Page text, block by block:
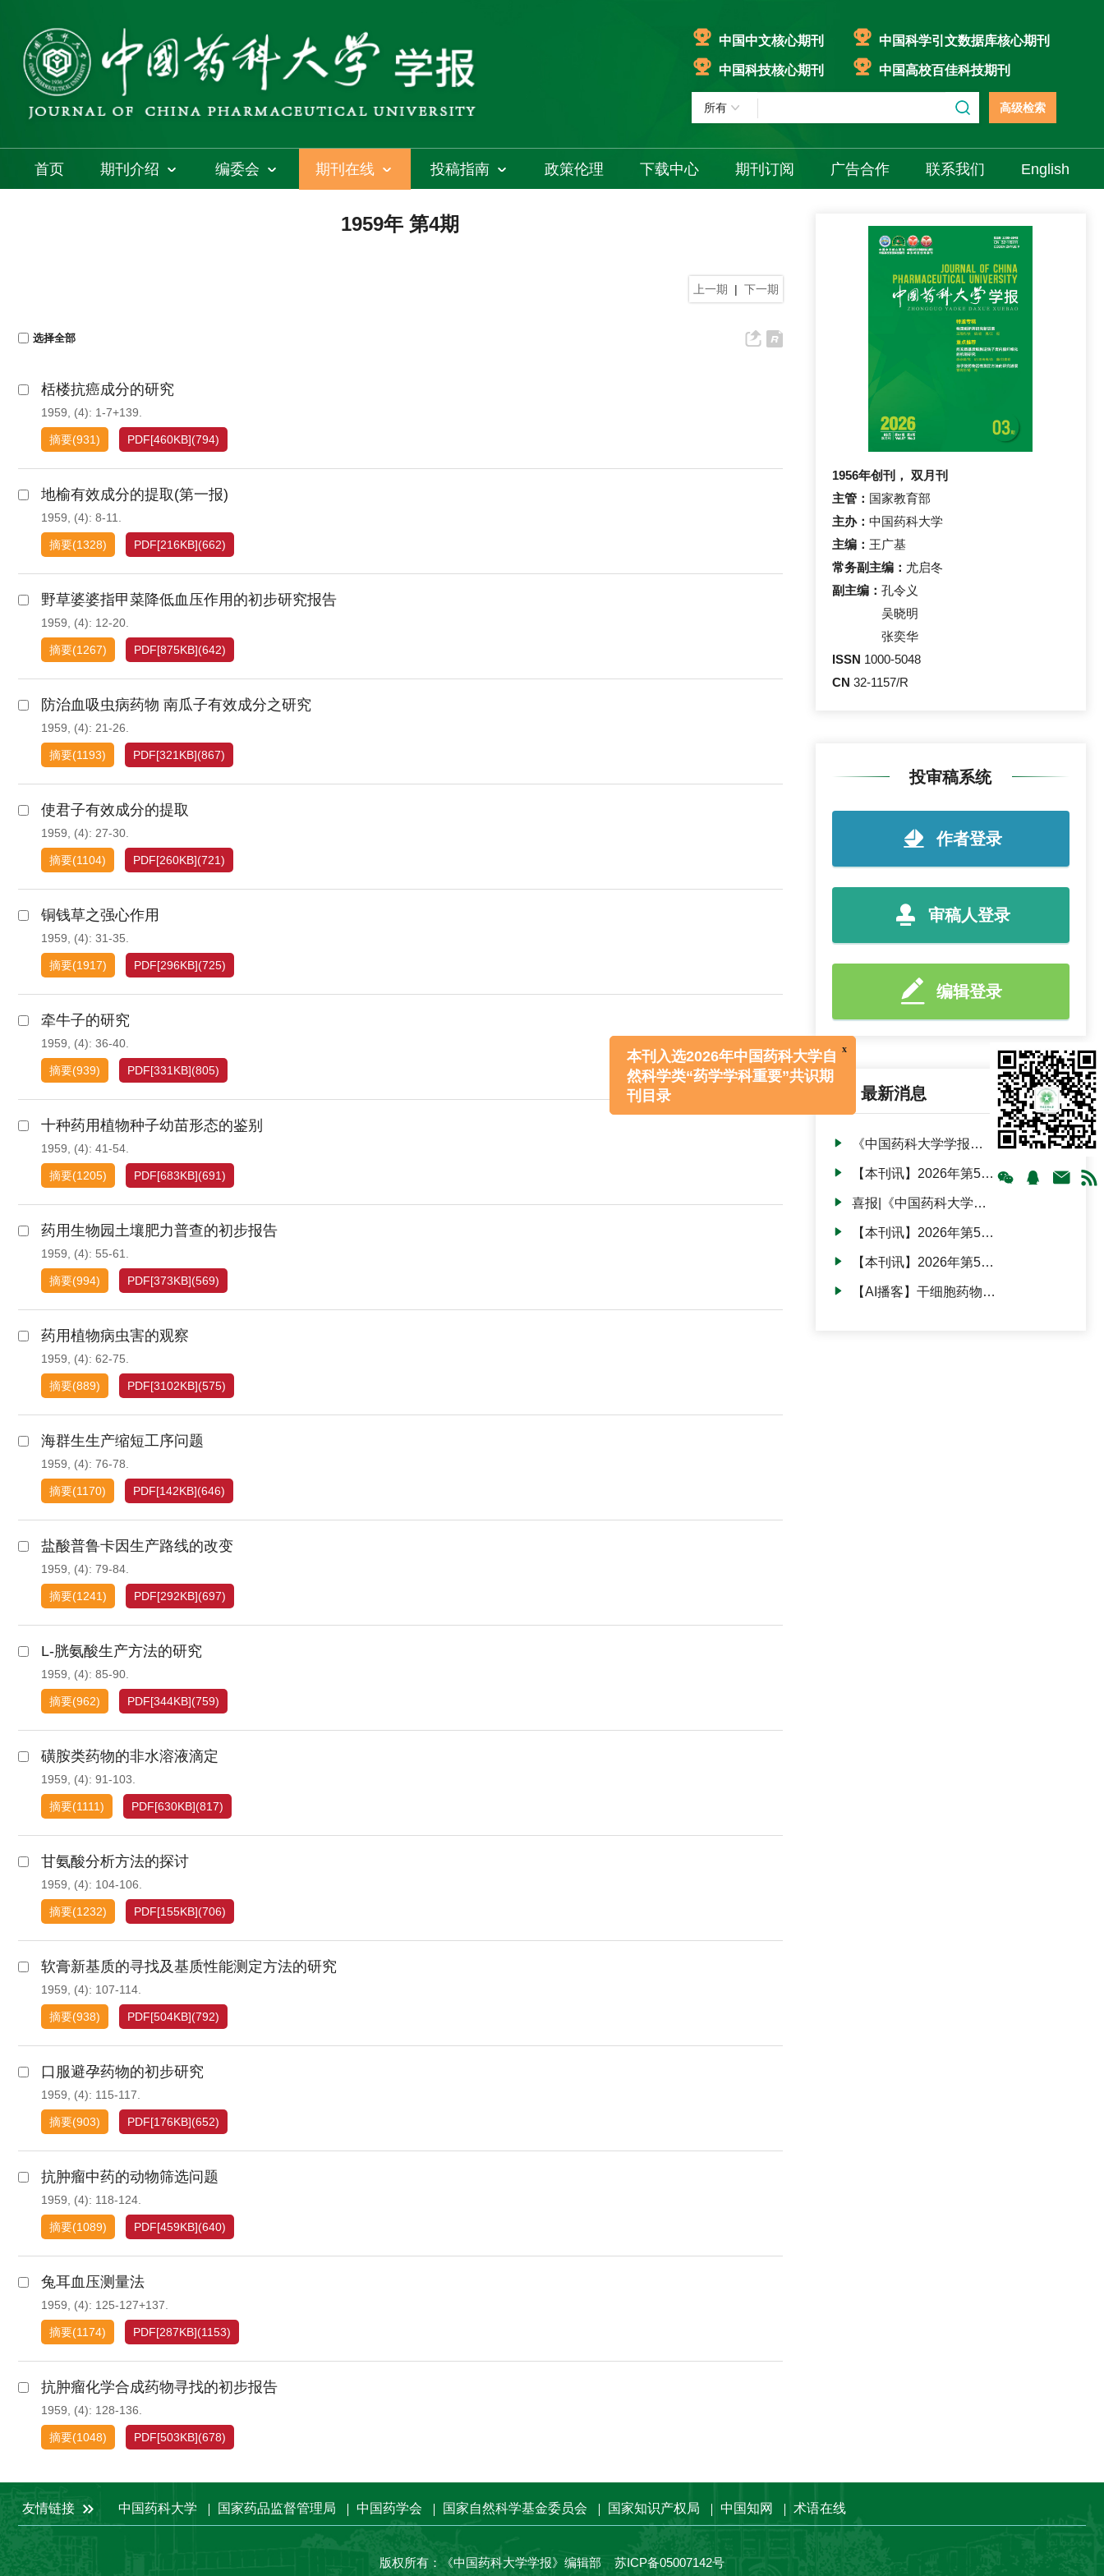
中国中文核心期刊 中国科学引文数据库核心期刊
中国科技核心期刊 中国高校百佳科技期刊
高级检索
首页 期刊介绍 编委会 期刊在线 投稿指南 政策伦理 下载中心 期刊订阅 广告合作 联系我们 English
1959年 第4期
上一期 | 下一期
选择全部
栝楼抗癌成分的研究
1959, (4): 1-7+139.
摘要(931) PDF[460KB](794)
地榆有效成分的提取(第一报)
1959, (4): 8-11.
摘要(1328) PDF[216KB](662)
野草婆婆指甲菜降低血压作用的初步研究报告
1959, (4): 12-20.
摘要(1267) PDF[875KB](642)
防治血吸虫病药物 南瓜子有效成分之研究
1959, (4): 21-26.
摘要(1193) PDF[321KB](867)
使君子有效成分的提取
1959, (4): 27-30.
摘要(1104) PDF[260KB](721)
铜钱草之强心作用
1959, (4): 31-35.
摘要(1917) PDF[296KB](725)
牵牛子的研究
1959, (4): 36-40.
摘要(939) PDF[331KB](805)
十种药用植物种子幼苗形态的鉴别
1959, (4): 41-54.
摘要(1205) PDF[683KB](691)
药用生物园土壤肥力普查的初步报告
1959, (4): 55-61.
摘要(994) PDF[373KB](569)
药用植物病虫害的观察
1959, (4): 62-75.
摘要(889) PDF[3102KB](575)
海群生生产缩短工序问题
1959, (4): 76-78.
摘要(1170) PDF[142KB](646)
盐酸普鲁卡因生产路线的改变
1959, (4): 79-84.
摘要(1241) PDF[292KB](697)
L-胱氨酸生产方法的研究
1959, (4): 85-90.
摘要(962) PDF[344KB](759)
磺胺类药物的非水溶液滴定
1959, (4): 91-103.
摘要(1111) PDF[630KB](817)
甘氨酸分析方法的探讨
1959, (4): 104-106.
摘要(1232) PDF[155KB](706)
软膏新基质的寻找及基质性能测定方法的研究
1959, (4): 107-114.
摘要(938) PDF[504KB](792)
口服避孕药物的初步研究
1959, (4): 115-117.
摘要(903) PDF[176KB](652)
抗肿瘤中药的动物筛选问题
1959, (4): 118-124.
摘要(1089) PDF[459KB](640)
兔耳血压测量法
1959, (4): 125-127+137.
摘要(1174) PDF[287KB](1153)
抗肿瘤化学合成药物寻找的初步报告
1959, (4): 128-136.
摘要(1048) PDF[503KB](678)
1956年创刊， 双月刊
主管： 国家教育部
主办： 中国药科大学
主编： 王广基
常务副主编： 尤启冬
副主编： 孔令义
吴晓明
张奕华
ISSN 1000-5048
CN 32-1157/R
投审稿系统
作者登录
审稿人登录
编辑登录
最新消息 More+
《中国药科大学学报》
对钓鱼邮件的严正声
明！
【本刊讯】2026年第57
卷第3期正式出版发行
喜报|《中国药科大学学
报》入选华东地区高校
科技期刊建设示范案例
库·百佳科技期刊！
【本刊讯】2026年第57
卷第2期出版发行
【本刊讯】2026年第57
卷第1期正式出版发行
【AI播客】干细胞药物产
友情链接 中国药科大学 国家药品监督管理局 中国药学会 国家自然科学基金委员会 国家知识产权局 中国知网 术语在线
版权所有：《中国药科大学学报》编辑部 苏ICP备05007142号
x
本刊入选2026年中国药科大学自
然科学类“药学学科重要”共识期